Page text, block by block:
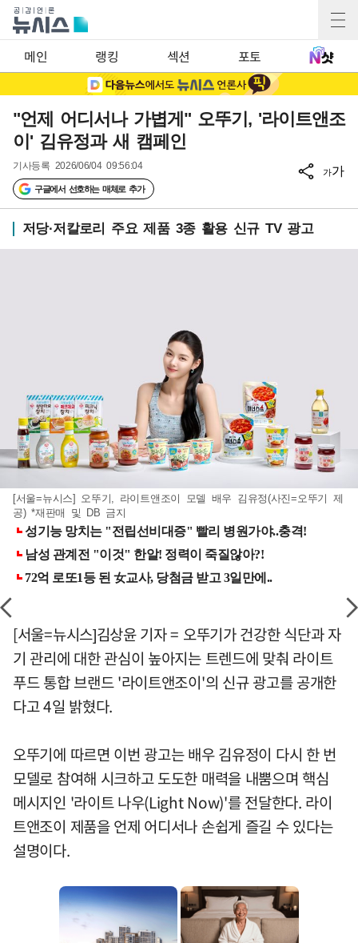
메인 랭킹 섹션 포토
"언제 어디서나 가볍게" 오뚜기, '라이트앤조
이' 김유정과 새 캠페인
기사등록 2026/06/04 09:56:04
구글에서 선호하는 매체로 추가
가가
저당·저칼로리 주요 제품 3종 활용 신규 TV 광고
[서울=뉴시스] 오뚜기, 라이트앤조이 모델 배우 김유정(사진=오뚜기 제
공) *재판매 및 DB 금지
[서울=뉴시스]김상윤 기자 = 오뚜기가 건강한 식단과 자
기 관리에 대한 관심이 높아지는 트렌드에 맞춰 라이트
푸드 통합 브랜드 '라이트앤조이'의 신규 광고를 공개한
다고 4일 밝혔다.
오뚜기에 따르면 이번 광고는 배우 김유정이 다시 한 번
모델로 참여해 시크하고 도도한 매력을 내뿜으며 핵심
메시지인 '라이트 나우(Light Now)'를 전달한다. 라이
트앤조이 제품을 언제 어디서나 손쉽게 즐길 수 있다는
설명이다.